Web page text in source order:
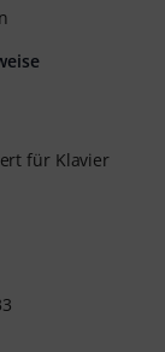
für Klavier